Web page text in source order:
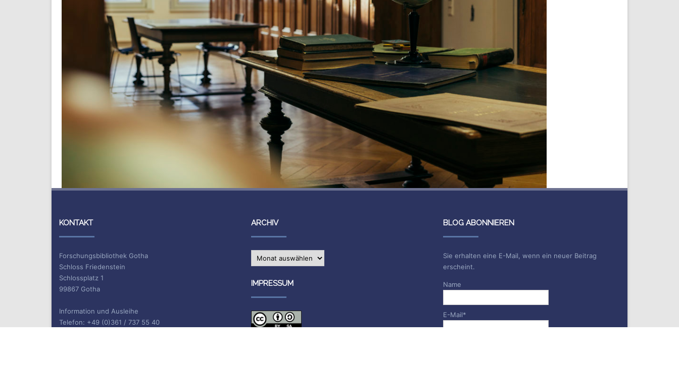
KONTAKT
Forschungsbibliothek Gotha
Schloss Friedenstein
Schlossplatz 1
99867 Gotha
Information und Ausleihe
Telefon: +49 (0)361 / 737 55 40
ARCHIV
Archiv
IMPRESSUM
BLOG ABONNIEREN
Sie erhalten eine E-Mail, wenn ein neuer Beitrag
erscheint.
Name
E-Mail*